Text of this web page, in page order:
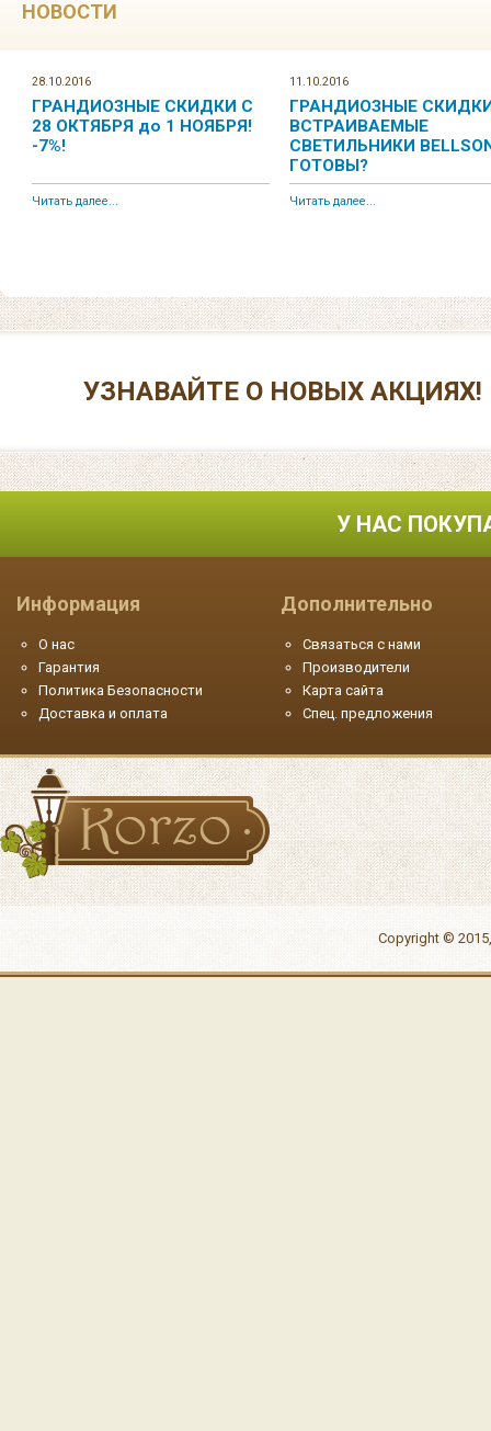
НОВОСТИ
28.10.2016
ГРАНДИОЗНЫЕ СКИДКИ С
28 ОКТЯБРЯ до 1 НОЯБРЯ!
-7%!
Читать далее...
11.10.2016
ГРАНДИОЗНЫЕ
ВСТРАИВАЕМЫЕ
СВЕТИЛЬНИКИ
ГОТОВЫ?
Читать далее...
УЗНАВАЙТЕ О НОВЫХ АКЦИЯХ!
У НАС
Информация
О нас
Гарантия
Политика Безопасности
Доставка и оплата
Дополнительно
Связаться с нами
Производители
Карта сайта
Спец. предложения
Copyright ©